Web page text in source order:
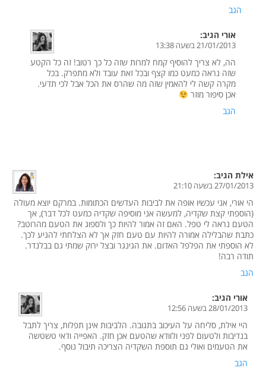
הגב
אורי הגיב:
21/01/2013 בשעה 13:38
הה, לא צריך להוסיף קמח למרות שזה כל כך רטוב! זה כל הקטע
שזה נראה כמעט כמו קצף ובכל זאת עובד ולא מתפרק. בכל
מקרה קשה לי להאמין שזה מה שהרס את הכל אבל לכי תדעי.
אכן סיפור מוזר
הגב
אילת הגיב:
27/01/2013 בשעה 21:10
הי אורי, אני עכשיו אופה את לביבות העדשים הכתומות. במרקם יוצא מעולה
(הוספתי קצת שקדיה, למעשה אני מוסיפה שקדיה כמעט לכל דבר), אך
הטעם נראה לי טפל. האם זה אמור להיות כך ולספוג את הטעם מהרוטב?
כתבת שהבלילה אמורה להיות עם טעם חזק אך לא הצלחתי להגיע לכך.
לא הוספתי את הפלפל האדום. את הגינגר ובצל ירוק שמתי גם בבלנדר.
תודה רבה!
הגב
אורי הגיב:
28/01/2013 בשעה 12:56
היי אילת, סליחה על העיכוב בתגובה. הלביבות אינן תפלות, צריך לתבל
בנדיבות ולטעום לפני ולוודא שהטעם אכן חזק. האפייה ודאי טשטשה
את הטעמים ואולי גם תוספת השקדיה הצריכה תיבול נוסף.
הגב